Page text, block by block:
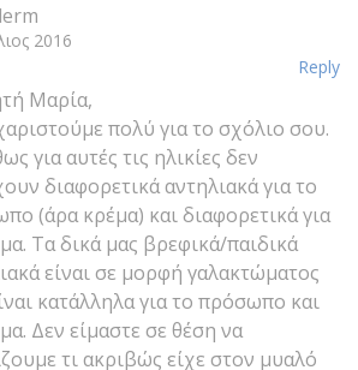
2016
Reply
Μαρία,
πολύ για το σχόλιο σου.
για αυτές τις ηλικίες δεν
διαφορετικά αντηλιακά για το
(άρα κρέμα) και διαφορετικά για
Τα δικά μας βρεφικά/παιδικά
είναι σε μορφή γαλακτώματος
κατάλληλα για το πρόσωπο και
Δεν είμαστε σε θέση να
τι ακριβώς είχε στον μυαλό